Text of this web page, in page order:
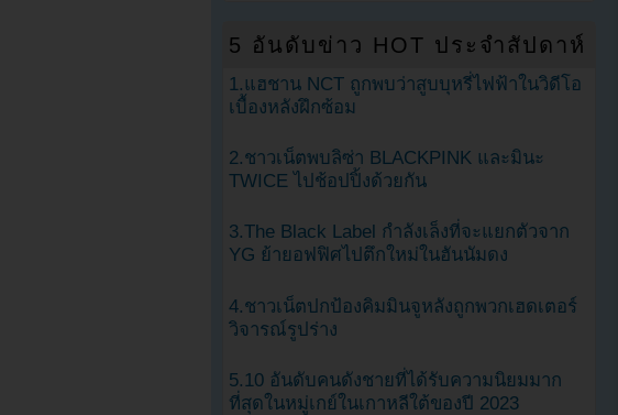
5 อันดับข่าว HOT ประจำสัปดาห์
1.แฮชาน NCT ถูกพบว่าสูบบุหรี่ไฟฟ้าในวิดีโอ
เบื้องหลังฝึกซ้อม
2.ชาวเน็ตพบลิซ่า BLACKPINK และมินะ
TWICE ไปช้อปปิ้งด้วยกัน
3.The Black Label กำลังเล็งที่จะแยกตัวจาก
YG ย้ายอฟฟิศไปตึกใหม่ในฮันนัมดง
4.ชาวเน็ตปกป้องคิมมินจูหลังถูกพวกเฮดเตอร์
วิจารณ์รูปร่าง
5.10 อันดับคนดังชายที่ได้รับความนิยมมาก
ที่สุดในหมู่เกย์ในเกาหลีใต้ของปี 2023